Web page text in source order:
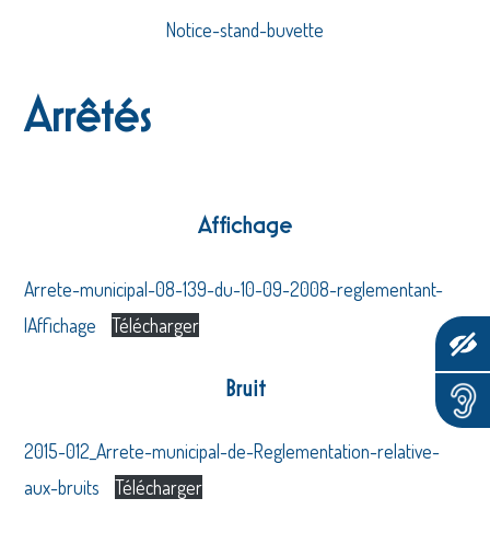
Notice-stand-buvette
Arrêtés
Affichage
Arrete-municipal-08-139-du-10-09-2008-reglementant-
lAffichage
Télécharger
Bruit
2015-012_Arrete-municipal-de-Reglementation-relative-
aux-bruits
Télécharger